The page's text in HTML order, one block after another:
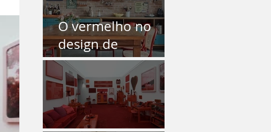
O vermelho no
design de
interiores